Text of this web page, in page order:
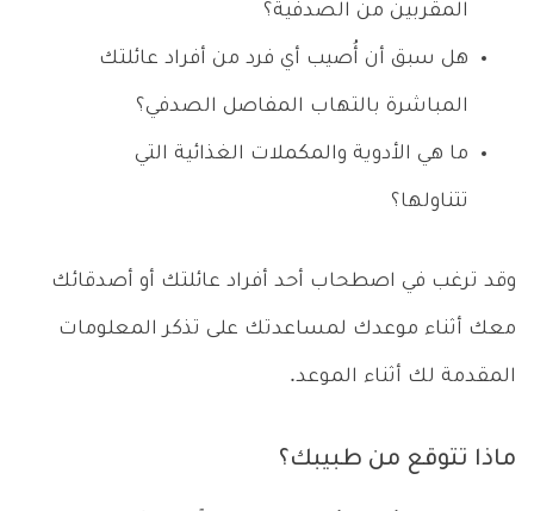
المقربين من الصدفية؟
هل سبق أن أُصيب أي فرد من أفراد عائلتك
المباشرة بالتهاب المفاصل الصدفي؟
ما هي الأدوية والمكملات الغذائية التي
تتناولها؟
وقد ترغب في اصطحاب أحد أفراد عائلتك أو أصدقائك
معك أثناء موعدك لمساعدتك على تذكر المعلومات
المقدمة لك أثناء الموعد.
ماذا تتوقع من طبيبك؟